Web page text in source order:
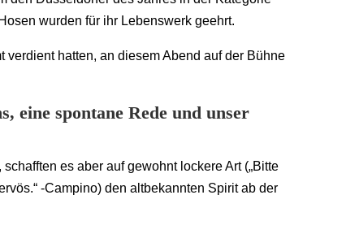
wurden für ihr Lebenswerk geehrt.
hatten, an diesem Abend auf der Bühne
eine spontane Rede und unser
es aber auf gewohnt lockere Art („Bitte
-Campino) den altbekannten Spirit ab der